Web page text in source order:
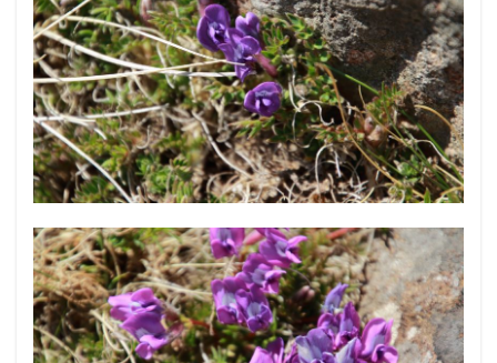
この先にもオヤマノエンドウはあちこちに咲いていまし